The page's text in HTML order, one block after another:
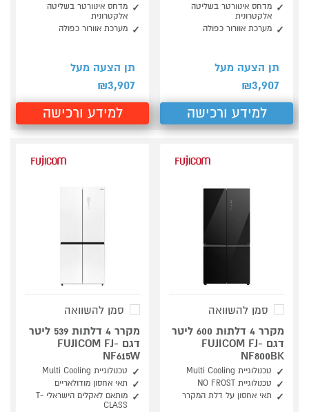
מדחס אינוורטר בשליטה
אלקטרונית
מערכת אוורור כפולה
תן הצעה מעל
₪3,907
למידע ורכישה
מדחס אינוורטר בשליטה
אלקטרונית
מערכת אוורור כפולה
תן הצעה מעל
₪3,907
למידע ורכישה
סמן להשוואה
מקרר 4 דלתות 600 ליטר
דגם FUJICOM FJ-
NF800BK
טכנולוגיית Multi Cooling
טכנולוגיית NO FROST
תאי אחסון על דלת המקרר
סמן להשוואה
מקרר 4 דלתות 539 ליטר
דגם FUJICOM FJ-
NF615W
טכנולוגיית Multi Cooling
תאי אחסון מודולאריים
מותאם לאקלים הישראלי T-
CLASS